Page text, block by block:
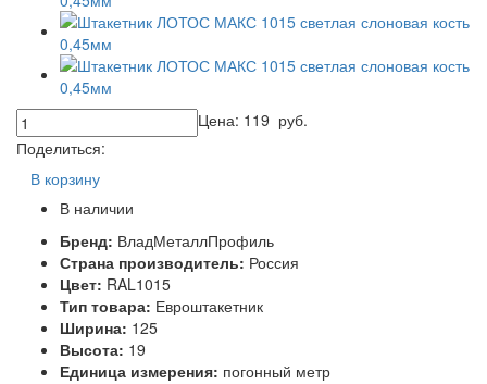
Цена: 119 руб.
Поделиться:
В корзину
В наличии
Бренд: ВладМеталлПрофиль
Страна производитель: Россия
Цвет: RAL1015
Тип товара: Евроштакетник
Ширина: 125
Высота: 19
Единица измерения: погонный метр